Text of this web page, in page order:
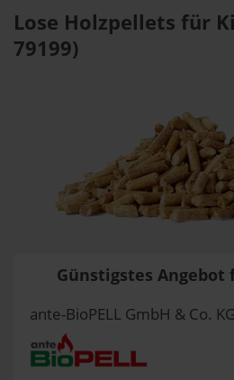
Lose Holzpellets für
79199)
Günstigstes Angebot
ante-BioPELL GmbH & Co. KG